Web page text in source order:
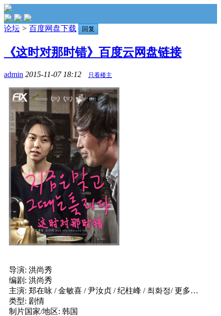
论坛 > 百度网盘下载 回复
《这时对那时错》百度云网盘链接
admin 2015-11-07 18:12 只看楼主
导演: 洪尚秀
编剧: 洪尚秀
主演: 郑在咏 / 金敏喜 / 尹汝贞 / 纪柱峰 / 최화정/ 更多…
类型: 剧情
制片国家/地区: 韩国